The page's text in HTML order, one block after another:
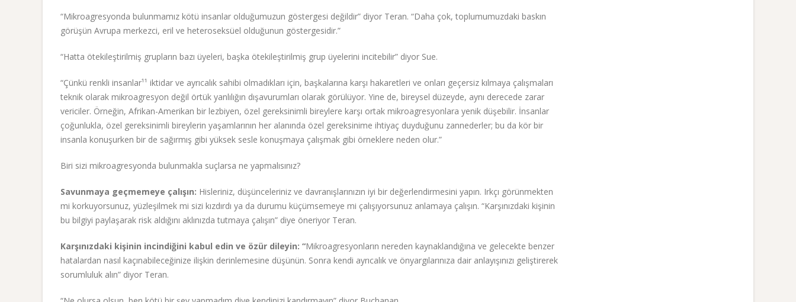
“Mikroagresyonda bulunmamız kötü insanlar olduğumuzun göstergesi değildir” diyor Teran. “Daha çok, toplumumuzdaki baskın
görüşün Avrupa merkezci, eril ve heteroseksüel olduğunun göstergesidir.”
“Hatta ötekileştirilmiş grupların bazı üyeleri, başka ötekileştirilmiş grup üyelerini incitebilir” diyor Sue.
“Çünkü renkli insanlar¹¹ iktidar ve ayrıcalık sahibi olmadıkları için, başkalarına karşı hakaretleri ve onları geçersiz kılmaya çalışmaları
teknik olarak mikroagresyon değil örtük yanlılığın dışavurumları olarak görülüyor. Yine de, bireysel düzeyde, aynı derecede zarar
vericiler. Örneğin, Afrikan-Amerikan bir lezbiyen, özel gereksinimli bireylere karşı ortak mikroagresyonlara yenik düşebilir. İnsanlar
çoğunlukla, özel gereksinimli bireylerin yaşamlarının her alanında özel gereksinime ihtiyaç duyduğunu zannederler; bu da kör bir
insanla konuşurken bir de sağırmış gibi yüksek sesle konuşmaya çalışmak gibi örneklere neden olur.”
Biri sizi mikroagresyonda bulunmakla suçlarsa ne yapmalısınız?
Savunmaya geçmemeye çalışın: Hisleriniz, düşünceleriniz ve davranışlarınızın iyi bir değerlendirmesini yapın. Irkçı görünmekten
mi korkuyorsunuz, yüzleşilmek mi sizi kızdırdı ya da durumu küçümsemeye mi çalışıyorsunuz anlamaya çalışın. “Karşınızdaki kişinin
bu bilgiyi paylaşarak risk aldığını aklınızda tutmaya çalışın” diye öneriyor Teran.
Karşınızdaki kişinin incindiğini kabul edin ve özür dileyin: “Mikroagresyonların nereden kaynaklandığına ve gelecekte benzer
hatalardan nasıl kaçınabileceğinize ilişkin derinlemesine düşünün. Sonra kendi ayrıcalık ve önyargılarınıza dair anlayışınızı geliştirerek
sorumluluk alın” diyor Teran.